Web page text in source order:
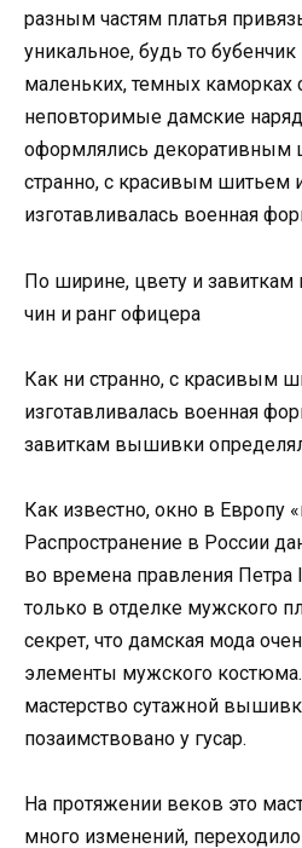
разным частям платья
уникальное, будь то
маленьких, темных каморках
неповторимые дамские
оформлялись декоративным
странно, с красивым шитьем
изготавливалась военная
По ширине, цвету и
чин и ранг офицера
Как ни странно, с красивым
изготавливалась военная
завиткам вышивки
Как известно, окно в Европу
Распространение в России
во времена правления Петра
только в отделке мужского
секрет, что дамская мода
элементы мужского
мастерство сутажной
позаимствовано у гусар.
На протяжении веков это
много изменений,